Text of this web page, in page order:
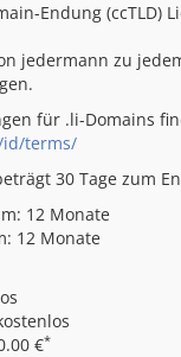
Endung (ccTLD)
jedermann zu
für .li-Domains
id/terms/
30 Tage zum
12 Monate
12 Monate
€*